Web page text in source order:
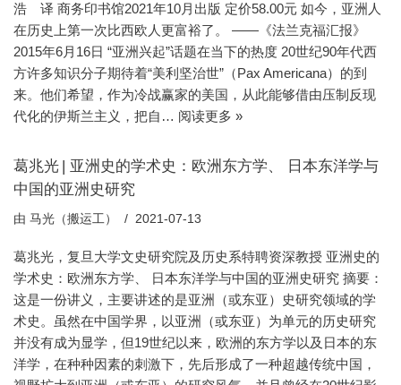
浩 译 商务印书馆2021年10月出版 定价58.00元 如今，亚洲人
在历史上第一次比西欧人更富裕了。 ——《法兰克福汇报》
2015年6月16日 “亚洲兴起”话题在当下的热度 20世纪90年代西
方许多知识分子期待着“美利坚治世”（Pax Americana）的到
来。他们希望，作为冷战赢家的美国，从此能够借由压制反现
代化的伊斯兰主义，把自… 阅读更多 »
葛兆光 | 亚洲史的学术史：欧洲东方学、 日本东洋学与
中国的亚洲史研究
由 马光（搬运工） 2021-07-13
葛兆光，复旦大学文史研究院及历史系特聘资深教授 亚洲史的
学术史：欧洲东方学、 日本东洋学与中国的亚洲史研究 摘要：
这是一份讲义，主要讲述的是亚洲（或东亚）史研究领域的学
术史。虽然在中国学界，以亚洲（或东亚）为单元的历史研究
并没有成为显学，但19世纪以来，欧洲的东方学以及日本的东
洋学，在种种因素的刺激下，先后形成了一种超越传统中国，